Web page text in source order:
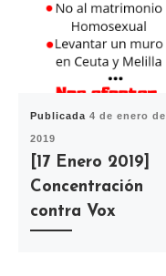
Publicada4 de enero de
2019
[17 Enero 2019]
Concentración
contra Vox